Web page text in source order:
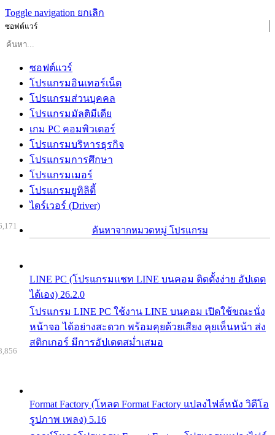
Toggle navigation ยกเลิก
ซอฟต์แวร์
ซอฟต์แวร์
โปรแกรมอินเทอร์เน็ต
โปรแกรมส่วนบุคคล
โปรแกรมมัลติมีเดีย
เกม PC คอมพิวเตอร์
โปรแกรมบริหารธุรกิจ
โปรแกรมการศึกษา
โปรแกรมเมอร์
โปรแกรมยูทิลิตี้
ไดร์เวอร์ (Driver)
ค้นหาจากหมวดหมู่ โปรแกรม
LINE PC (โปรแกรมแชท LINE บนคอม ติดตั้งง่าย อัปเดต
ได้เอง) 26.2.0
โปรแกรม LINE PC ใช้งาน LINE บนคอม เปิดใช้ขณะนั่ง
หน้าจอ ได้อย่างสะดวก พร้อมคุยด้วยเสียง คุยเห็นหน้า ส่ง
สติกเกอร์ มีการอัปเดตสม่ำเสมอ
Format Factory (โหลด Format Factory แปลงไฟล์หนัง วิดีโอ
รูปภาพ เพลง) 5.16